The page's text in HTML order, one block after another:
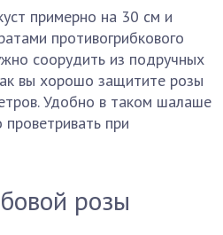
примерно на 30 см и
противогрибкового
соорудить из подручных
вы хорошо защитите розы
Удобно в таком шалаше
при
розы